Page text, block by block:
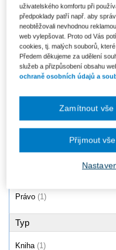
Zákon o odpadech (č. 541/
Sb.). Praktický komentář
Od 1 192 Kč
Právo (1)
Typ
Kniha (1)
uživatelského komfortu při
předpoklady patří např. aby
neobtěžovali nevhodnou
web vylepšovat. Proto od Vás
cookies, tj. malých souborů,
Předem děkujeme za udělení
služeb a přizpůsobení obsahu
ochraně osobních údajů a
Zamítnout vše
Přijmout